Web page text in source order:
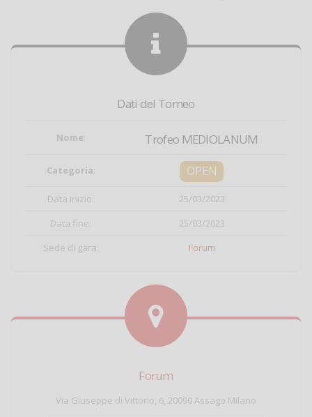
Dati del Torneo
Nome: Trofeo MEDIOLANUM
Categoria: OPEN
Data inizio:
25/03/2023
Data fine:
25/03/2023
Sede di gara:
Forum
Forum
Via Giuseppe di Vittorio, 6, 20090 Assago Milano